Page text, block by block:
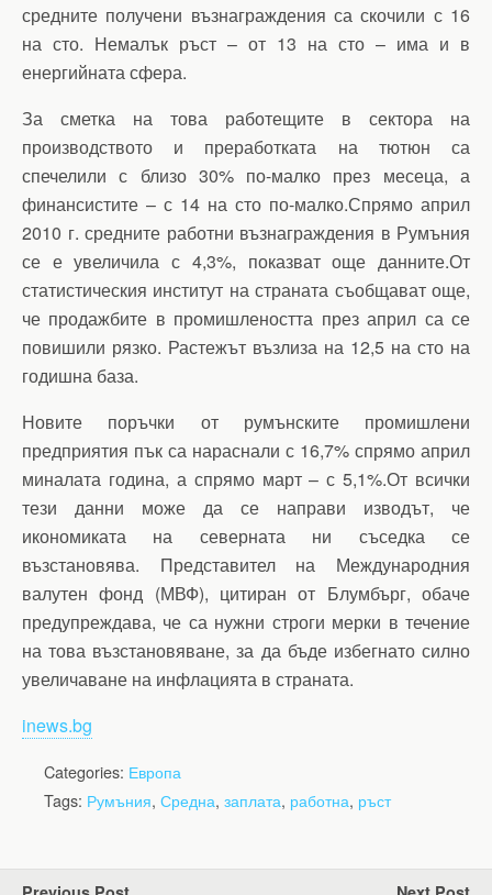
средните получени възнаграждения са скочили с 16
на сто. Немалък ръст – от 13 на сто – има и в
енергийната сфера.
За сметка на това работещите в сектора на
производството и преработката на тютюн са
спечелили с близо 30% по-малко през месеца, а
финансистите – с 14 на сто по-малко.Спрямо април
2010 г. средните работни възнаграждения в Румъния
се е увеличила с 4,3%, показват още данните.От
статистическия институт на страната съобщават още,
че продажбите в промишлеността през април са се
повишили рязко. Растежът възлиза на 12,5 на сто на
годишна база.
Новите поръчки от румънските промишлени
предприятия пък са нараснали с 16,7% спрямо април
миналата година, а спрямо март – с 5,1%.От всички
тези данни може да се направи изводът, че
икономиката на северната ни съседка се
възстановява. Представител на Международния
валутен фонд (МВФ), цитиран от Блумбърг, обаче
предупреждава, че са нужни строги мерки в течение
на това възстановяване, за да бъде избегнато силно
увеличаване на инфлацията в страната.
inews.bg
Categories: Европа
Tags: Румъния, Средна, заплата, работна, ръст